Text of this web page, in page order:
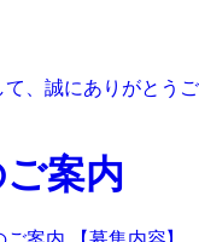
、誠にありがとうご
案内